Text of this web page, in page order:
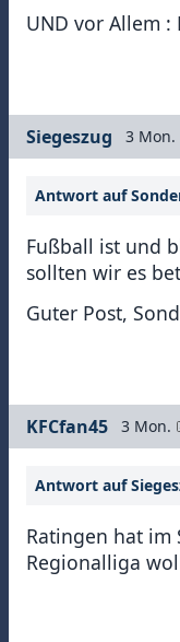
UND vor Allem :
Siegeszug 3 Mon.
Antwort auf
Fußball ist und
sollten wir es
Guter Post,
KFCfan45 3 Mon.
Antwort auf
Ratingen hat im
Regionalliga